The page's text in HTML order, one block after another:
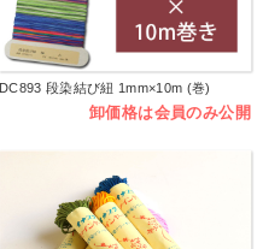
DC893 段染結び紐 1mm×10m (巻)
卸価格は会員のみ公開